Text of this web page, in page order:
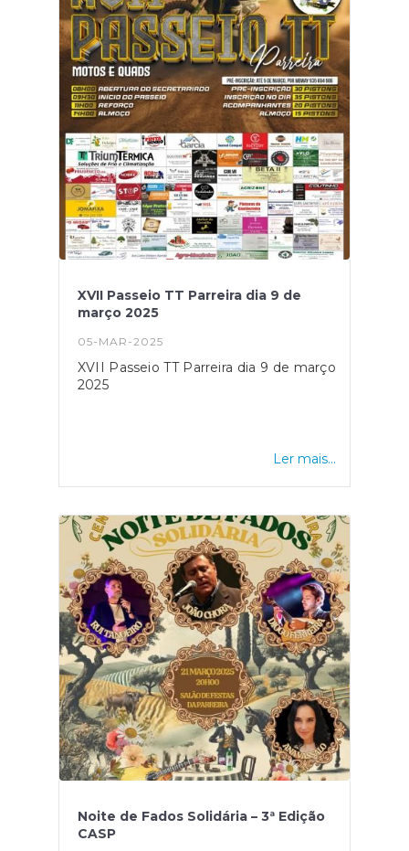
XVII Passeio TT Parreira dia 9 de
março 2025
05-MAR-2025
XVII Passeio TT Parreira dia 9 de março
2025
Ler mais...
Noite de Fados Solidária – 3ª Edição
CASP